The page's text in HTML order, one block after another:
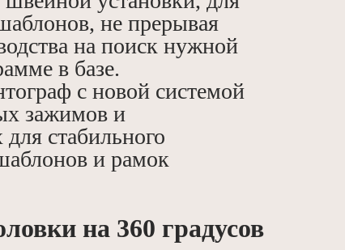
не прерывая
на поиск нужной
в базе.
с новой системой
зажимов и
стабильного
и рамок
нa 360 градусов